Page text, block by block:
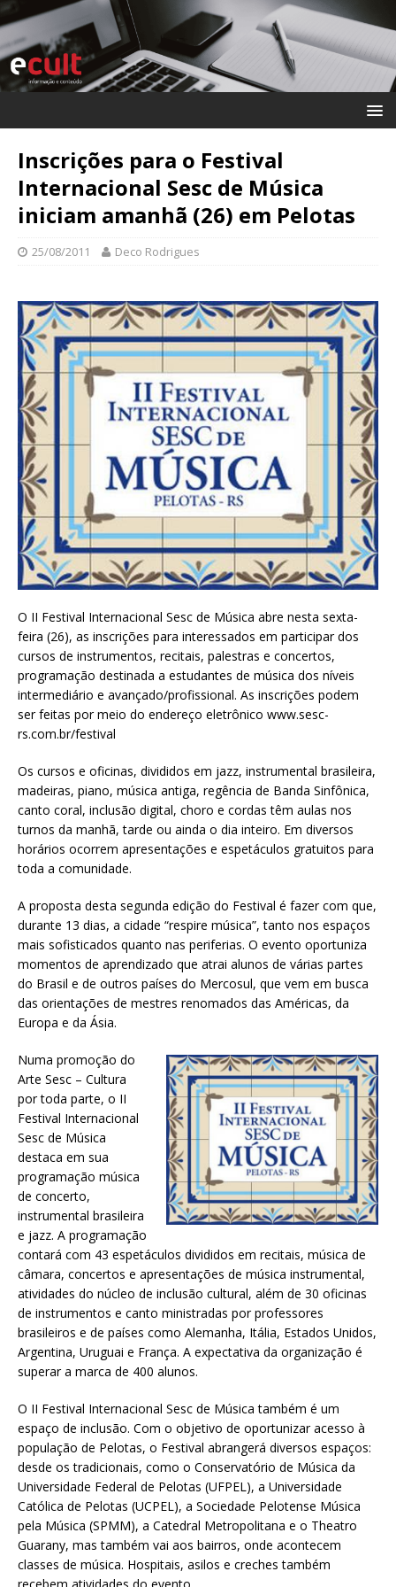
Inscrições para o Festival
Internacional Sesc de Música
iniciam amanhã (26) em Pelotas
25/08/2011 Deco Rodrigues
O II Festival Internacional Sesc de Música abre nesta sexta-
feira (26), as inscrições para interessados em participar dos
cursos de instrumentos, recitais, palestras e concertos,
programação destinada a estudantes de música dos níveis
intermediário e avançado/profissional. As inscrições podem
ser feitas por meio do endereço eletrônico www.sesc-
rs.com.br/festival
Os cursos e oficinas, divididos em jazz, instrumental brasileira,
madeiras, piano, música antiga, regência de Banda Sinfônica,
canto coral, inclusão digital, choro e cordas têm aulas nos
turnos da manhã, tarde ou ainda o dia inteiro. Em diversos
horários ocorrem apresentações e espetáculos gratuitos para
toda a comunidade.
A proposta desta segunda edição do Festival é fazer com que,
durante 13 dias, a cidade “respire música”, tanto nos espaços
mais sofisticados quanto nas periferias. O evento oportuniza
momentos de aprendizado que atrai alunos de várias partes
do Brasil e de outros países do Mercosul, que vem em busca
das orientações de mestres renomados das Américas, da
Europa e da Ásia.
Numa promoção do
Arte Sesc – Cultura
por toda parte, o II
Festival Internacional
Sesc de Música
destaca em sua
programação música
de concerto,
instrumental brasileira
e jazz. A programação
contará com 43 espetáculos divididos em recitais, música de
câmara, concertos e apresentações de música instrumental,
atividades do núcleo de inclusão cultural, além de 30 oficinas
de instrumentos e canto ministradas por professores
brasileiros e de países como Alemanha, Itália, Estados Unidos,
Argentina, Uruguai e França. A expectativa da organização é
superar a marca de 400 alunos.
O II Festival Internacional Sesc de Música também é um
espaço de inclusão. Com o objetivo de oportunizar acesso à
população de Pelotas, o Festival abrangerá diversos espaços:
desde os tradicionais, como o Conservatório de Música da
Universidade Federal de Pelotas (UFPEL), a Universidade
Católica de Pelotas (UCPEL), a Sociedade Pelotense Música
pela Música (SPMM), a Catedral Metropolitana e o Theatro
Guarany, mas também vai aos bairros, onde acontecem
classes de música. Hospitais, asilos e creches também